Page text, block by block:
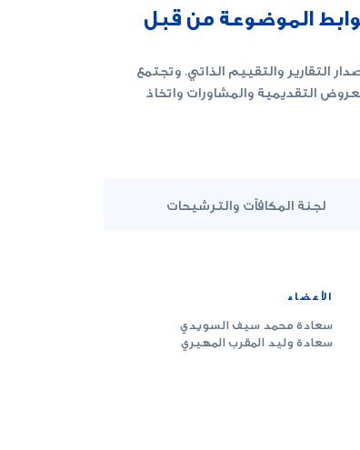
الموضوعة من قبل
التقارير والتقييم الذاتي. وتجتمع
التقديمية والمشاورات واتخاذ
لجنة المكافآت والترشيحات
الأعضاء
سعادة محمد سيف السويدي
سعادة وليد المقرب المهيري